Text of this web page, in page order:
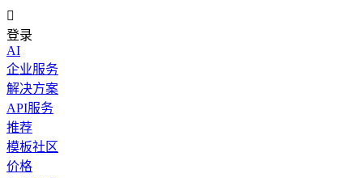

登录
AI
企业服务
解决方案
API服务
推荐
模板社区
价格